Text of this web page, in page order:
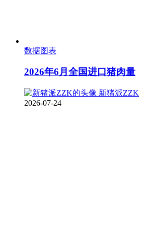
数据图表
2026年6月全国进口猪肉量
新猪派ZZK
2026-07-24